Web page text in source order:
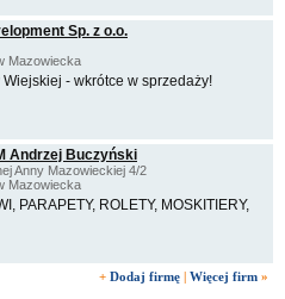
Sp. z o.o.
Mazowiecka
- wkrótce w sprzedaży!
Andrzej Buczyński
Anny Mazowieckiej 4/2
Mazowiecka
PARAPETY, ROLETY, MOSKITIERY,
+ Dodaj firmę | Więcej firm »